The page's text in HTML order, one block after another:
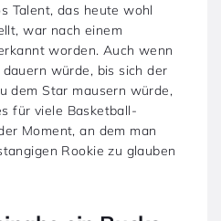
Talent, das heute wohl
war nach einem
worden. Auch wenn
würde, bis sich der
dem Star mausern würde,
für viele Basketball-
Moment, an dem man
Rookie zu glauben